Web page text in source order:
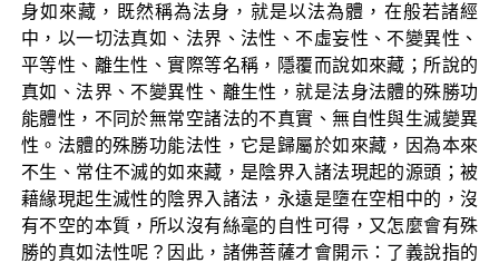
身如來藏，既然稱為法身，就是以法為體，在般若諸經
中，以一切法真如、法界、法性、不虛妄性、不變異性、
平等性、離生性、實際等名稱，隱覆而說如來藏；所說的
真如、法界、不變異性、離生性，就是法身法體的殊勝功
能體性，不同於無常空諸法的不真實、無自性與生滅變異
性。法體的殊勝功能法性，它是歸屬於如來藏，因為本來
不生、常住不滅的如來藏，是陰界入諸法現起的源頭；被
藉緣現起生滅性的陰界入諸法，永遠是墮在空相中的，沒
有不空的本質，所以沒有絲毫的自性可得，又怎麼會有殊
勝的真如法性呢？因此，諸佛菩薩才會開示：了義說指的